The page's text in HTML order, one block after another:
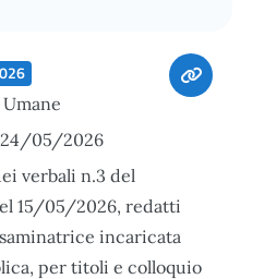
24/05/2026
verbali n.3 del
15/05/2026, redatti
incaricata
per titoli e colloquio